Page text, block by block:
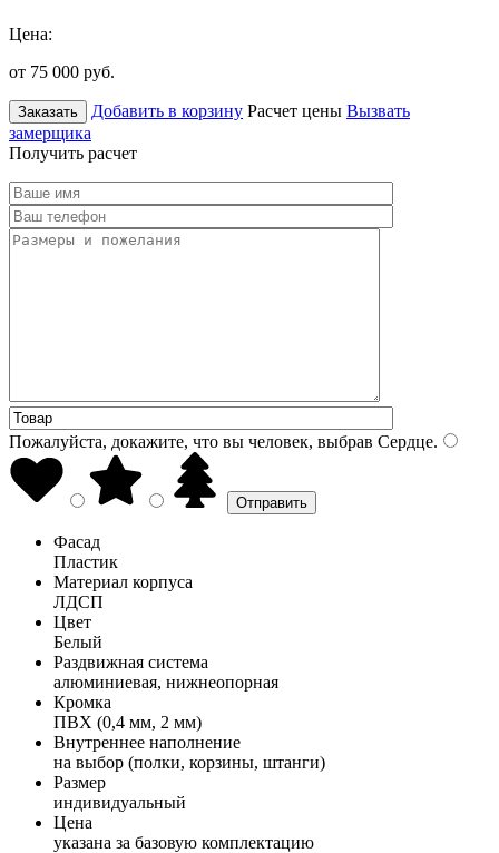
Цена:
от 75 000 руб.
Заказать Добавить в корзину Расчет цены Вызвать
замерщика
Получить расчет
Пожалуйста, докажите, что вы человек, выбрав Сердце.
Фасад
Пластик
Материал корпуса
ЛДСП
Цвет
Белый
Раздвижная система
алюминиевая, нижнеопорная
Кромка
ПВХ (0,4 мм, 2 мм)
Внутреннее наполнение
на выбор (полки, корзины, штанги)
Размер
индивидуальный
Цена
указана за базовую комплектацию